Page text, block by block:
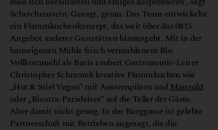
Scheichenstein. Gesagt, getan. Das Team entwickelte
ein Flammkuchenkonzept, das weit über das 0815-
Angebot anderer Gaststätten hinausgeht. Mit in der
hauseigenen Mühle frisch vermahlenem Bio
Vollkornmehl als Basis zaubert Gastronomie-Leiter
Christopher Schramek kreative Flammkuchen wie
„Hut & Stiel Vegan“ mit Austernpilzen undMangold
oder „Ricotta-Paradeiser“ auf die Teller der Gäste.
Aber damit nicht genug. In der Burggasse ist gelebte
Partnerschaft mit Betrieben angesagt, die die